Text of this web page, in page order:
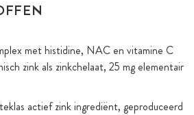
met histidine, NAC en vitamine C
zink als zinkchelaat, 25 mg elementair
actief zink ingrediënt, geproduceerd